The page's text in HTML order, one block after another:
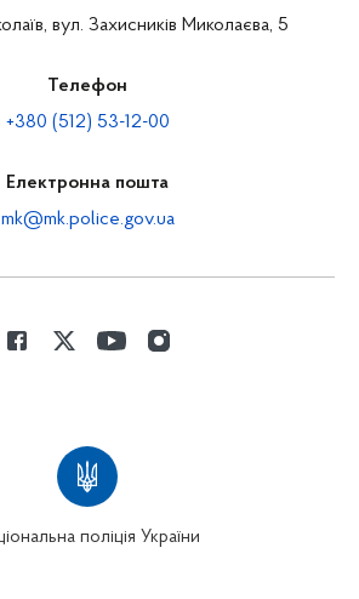
вул. Захисників Миколаєва, 5
Телефон
+380 (512) 53-12-00
Електронна пошта
mk@mk.police.gov.ua
поліція України